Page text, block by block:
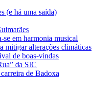
(e há uma saída)
se em harmonia musical
mitigar alterações climáticas
de boas-vindas
da SIC
de Badoxa